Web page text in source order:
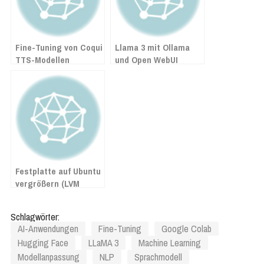
Fine-Tuning von Coqui
TTS-Modellen
Llama 3 mit Ollama
und Open WebUI
Festplatte auf Ubuntu
vergrößern (LVM
Schlagwörter:
AI-Anwendungen
Fine-Tuning
Google Colab
Hugging Face
LLaMA 3
Machine Learning
Modellanpassung
NLP Sprachmodell